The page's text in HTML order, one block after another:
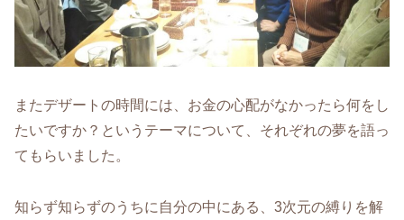
またデザートの時間には、お金の心配がなかったら何をし
たいですか？というテーマについて、それぞれの夢を語っ
てもらいました。
知らず知らずのうちに自分の中にある、3次元の縛りを解